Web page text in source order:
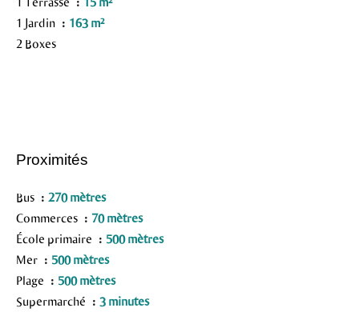
1 Jardin
163 m²
2 Boxes
Proximités
Bus
270 mètres
Commerces
70 mètres
École primaire
500 mètres
Mer
500 mètres
Plage
500 mètres
Supermarché
3 minutes